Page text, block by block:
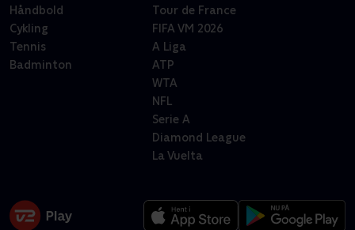
Håndbold
Cykling
Tennis
Badminton
Tour de France
FIFA VM 2026
A Liga
ATP
WTA
NFL
Serie A
Diamond League
La Vuelta